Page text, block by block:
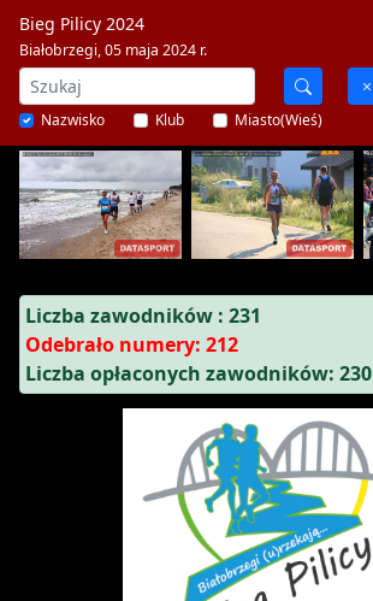
Bieg Pilicy 2024
Białobrzegi, 05 maja 2024 r.
Nazwisko Klub Miasto(Wieś)
Liczba zawodników : 231
Odebrało numery: 212
Liczba opłaconych zawodników: 230